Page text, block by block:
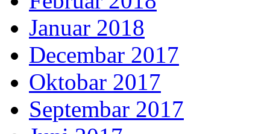
Januar 2018
Decembar 2017
Oktobar 2017
Septembar 2017